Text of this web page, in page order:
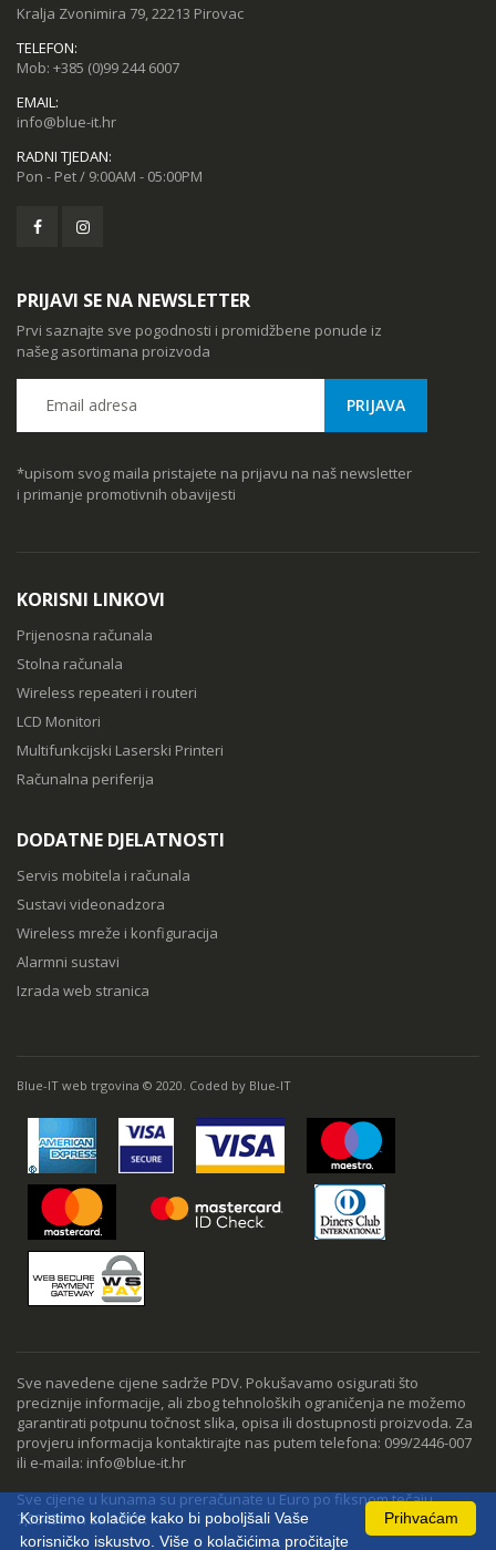
Kralja Zvonimira 79, 22213 Pirovac
TELEFON:
Mob: +385 (0)99 244 6007
EMAIL:
info@blue-it.hr
RADNI TJEDAN:
Pon - Pet / 9:00AM - 05:00PM
PRIJAVI SE NA NEWSLETTER
Prvi saznajte sve pogodnosti i promidžbene ponude iz
našeg asortimana proizvoda
*upisom svog maila pristajete na prijavu na naš newsletter
i primanje promotivnih obavijesti
KORISNI LINKOVI
Prijenosna računala
Stolna računala
Wireless repeateri i routeri
LCD Monitori
Multifunkcijski Laserski Printeri
Računalna periferija
DODATNE DJELATNOSTI
Servis mobitela i računala
Sustavi videonadzora
Wireless mreže i konfiguracija
Alarmni sustavi
Izrada web stranica
Blue-IT web trgovina © 2020. Coded by Blue-IT
Sve navedene cijene sadrže PDV. Pokušavamo osigurati što
preciznije informacije, ali zbog tehnoloških ograničenja ne možemo
garantirati potpunu točnost slika, opisa ili dostupnosti proizvoda. Za
provjeru informacija kontaktirajte nas putem telefona: 099/2446-007
ili e-maila: info@blue-it.hr
Sve cijene u kunama su preračunate u Euro po fiksnom tečaju
7,53450 kn za 1 EUR
Prihvaćam
Koristimo kolačiće kako bi poboljšali Vaše
korisničko iskustvo. Više o kolačićima pročitajte